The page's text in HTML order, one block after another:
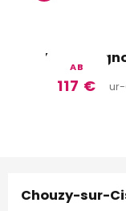
AB
117 €
La
Valloire-sur-
Chouzy-sur-